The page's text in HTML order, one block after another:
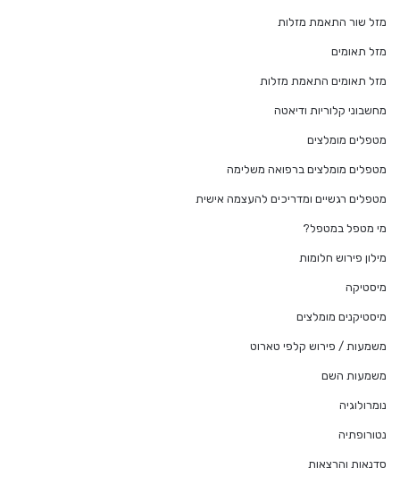
מזל שור התאמת מזלות
מזל תאומים
מזל תאומים התאמת מזלות
מחשבוני קלוריות ודיאטה
מטפלים מומלצים
מטפלים מומלצים ברפואה משלימה
מטפלים רגשיים ומדריכים להעצמה אישית
מי מטפל במטפל?
מילון פירוש חלומות
מיסטיקה
מיסטיקנים מומלצים
משמעות / פירוש קלפי טארוט
משמעות השם
נומרולוגיה
נטורופתיה
סדנאות והרצאות